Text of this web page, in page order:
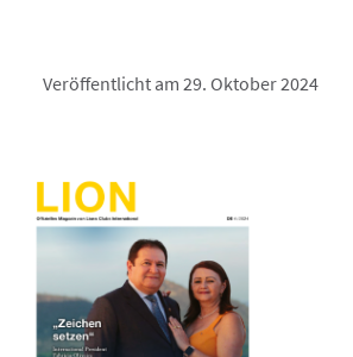
Veröffentlicht am 29. Oktober 2024